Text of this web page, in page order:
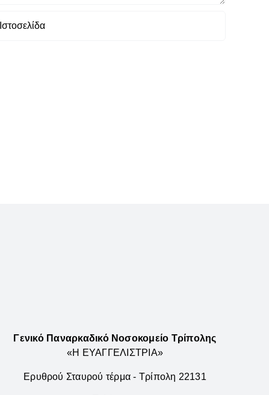
Γενικό Παναρκαδικό Νοσοκομείο Τρίπολης
«Η ΕΥΑΓΓΕΛΙΣΤΡΙΑ»
Ερυθρού Σταυρού τέρμα - Τρίπολη 22131